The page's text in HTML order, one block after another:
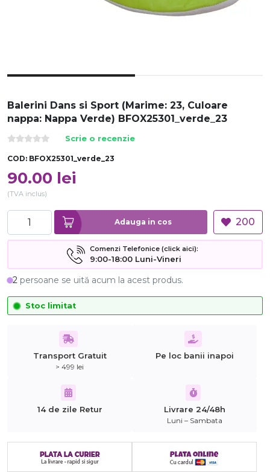
Balerini Dans si Sport (Marime: 23, Culoare
nappa: Nappa Verde) BFOX25301_verde_23
Scrie o recenzie
COD: BFOX25301_verde_23
90.00 lei
(TVA inclus)
Adauga in cos 200
Comenzi Telefonice (click aici):
9:00-18:00 Luni-Vineri
2 persoane se uită acum la acest produs.
Stoc limitat
Transport Gratuit
> 499 lei
Pe loc banii inapoi
14 de zile Retur Livrare 24/48h
Luni – Sambata